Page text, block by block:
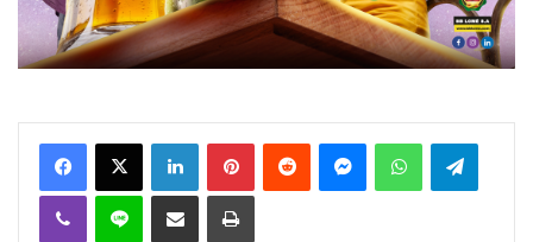
FacebookX Linkedin PinterestReddit MessengerWhatsAppTelegram
Viber Ligne Partager par email Imprimer